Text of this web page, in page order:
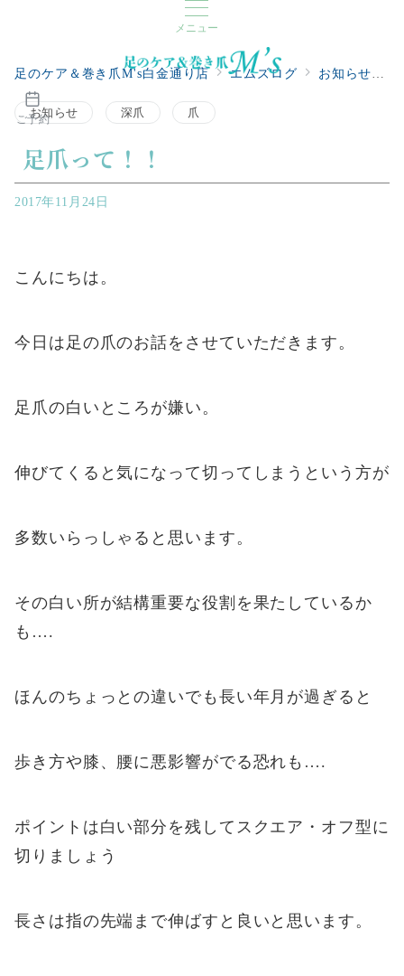
メニュー
ご予約
足のケア＆巻き爪M's白金通り店 エムズログ お知らせ
お知らせ 深爪 爪
足爪って！！
2017年11月24日
こんにちは。
今日は足の爪のお話をさせていただきます。
足爪の白いところが嫌い。
伸びてくると気になって切ってしまうという方が
多数いらっしゃると思います。
その白い所が結構重要な役割を果たしているか
も….
ほんのちょっとの違いでも長い年月が過ぎると
歩き方や膝、腰に悪影響がでる恐れも….
ポイントは白い部分を残してスクエア・オフ型に
切りましょう
長さは指の先端まで伸ばすと良いと思います。